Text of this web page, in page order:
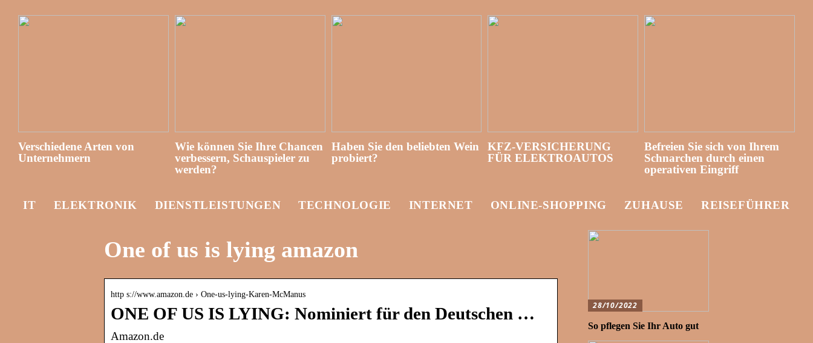
Verschiedene Arten von
Unternehmern
Wie können Sie Ihre Chancen
verbessern, Schauspieler zu
werden?
Haben Sie den beliebten Wein
probiert?
KFZ-VERSICHERUNG
FÜR ELEKTROAUTOS
Befreien Sie sich von Ihrem
Schnarchen durch einen
operativen Eingriff
IT ELEKTRONIK DIENSTLEISTUNGEN TECHNOLOGIE INTERNET ONLINE-SHOPPING ZUHAUSE REISEFÜHRER
One of us is lying amazon
http s://www.amazon.de › One-us-lying-Karen-McManus
ONE OF US IS LYING: Nominiert für den Deutschen …
Amazon.de
28/10/2022
So pflegen Sie Ihr Auto gut